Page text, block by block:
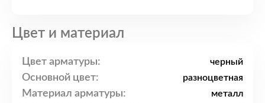
Цвет и материал
Цвет арматуры: черный
Основной цвет: разноцветная
Материал арматуры: металл